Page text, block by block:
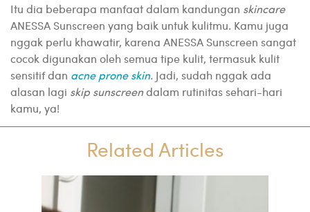
Itu dia beberapa manfaat dalam kandungan skincare
ANESSA Sunscreen yang baik untuk kulitmu. Kamu juga
nggak perlu khawatir, karena ANESSA Sunscreen sangat
cocok digunakan oleh semua tipe kulit, termasuk kulit
sensitif dan acne prone skin. Jadi, sudah nggak ada
alasan lagi skip sunscreendalam rutinitas sehari-hari
kamu, ya!
Related Articles